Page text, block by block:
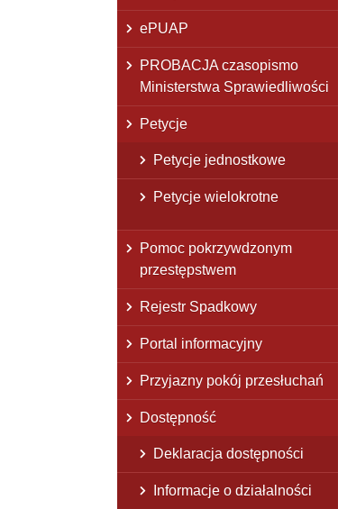
ePUAP
PROBACJA czasopismo
Ministerstwa Sprawiedliwości
Petycje
Petycje jednostkowe
Petycje wielokrotne
Pomoc pokrzywdzonym
przestępstwem
Rejestr Spadkowy
Portal informacyjny
Przyjazny pokój przesłuchań
Dostępność
Deklaracja dostępności
Informacje o działalności